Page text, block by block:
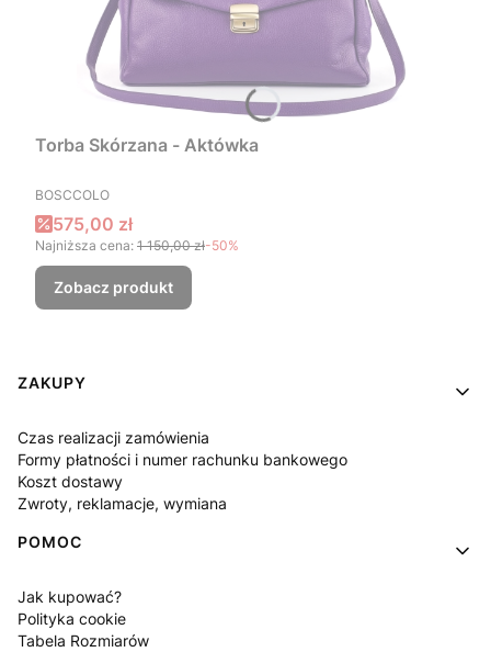
Torba Skórzana - Aktówka
PRODUCENT
BOSCCOLO
Cena promocyjna
575,00 zł
Najniższa cena: 1 150,00 zł-50%
Zobacz produkt
Linki w stopce
ZAKUPY
Czas realizacji zamówienia
Formy płatności i numer rachunku bankowego
Koszt dostawy
Zwroty, reklamacje, wymiana
POMOC
Jak kupować?
Polityka cookie
Tabela Rozmiarów